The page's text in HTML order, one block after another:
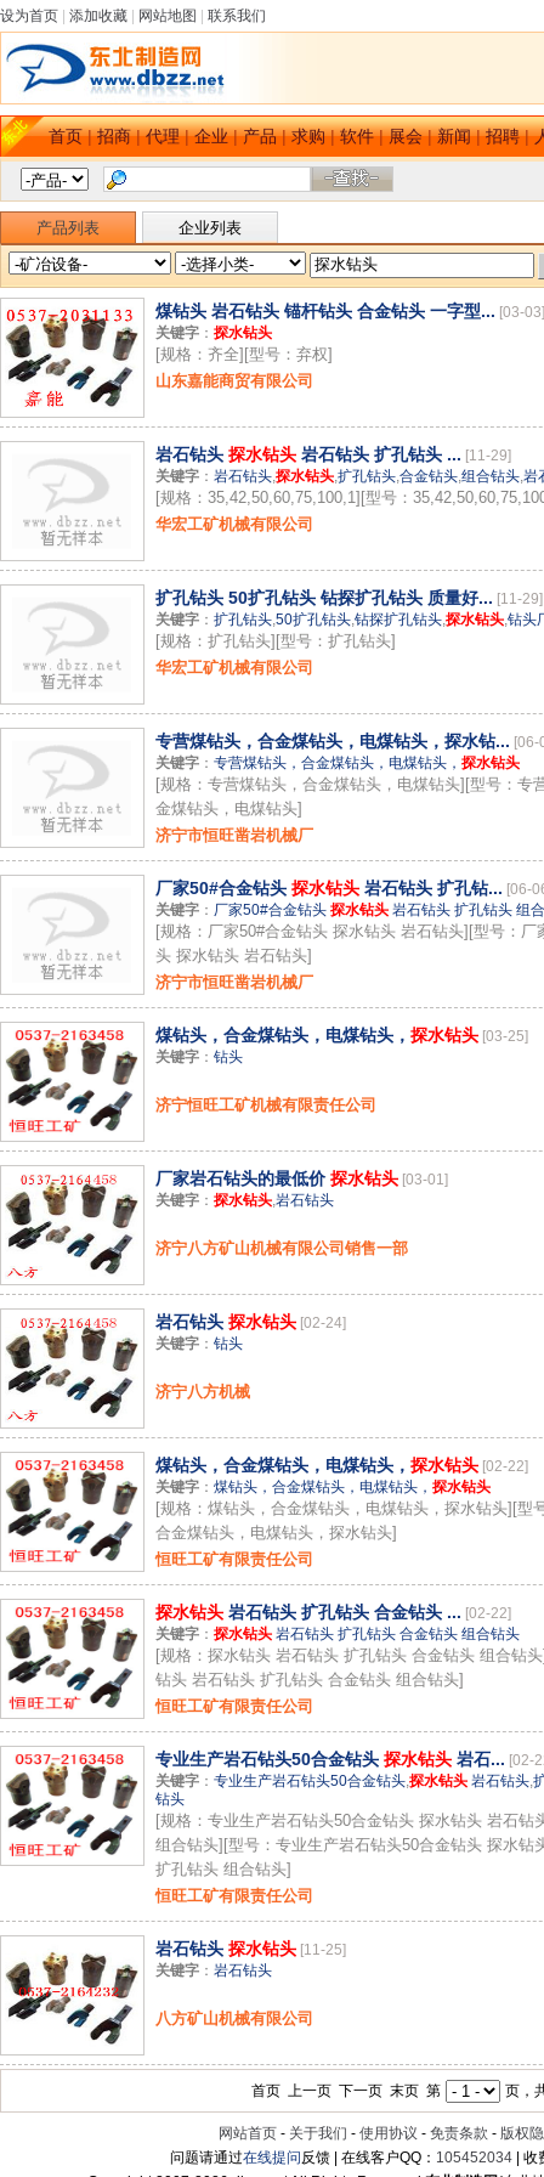
设为首页 添加收藏 网站地图 联系我们
首页|招商|代理|企业|产品|求购|软件|展会|新闻|招聘|
产品列表 企业列表
煤钻头 岩石钻头 锚杆钻头 合金钻头 一字型... [03-03]
关键字 ： 探水钻头
[规格：齐全][型号：弃权]
山东嘉能商贸有限公司
岩石钻头 探水钻头 岩石钻头 扩孔钻头 ... [11-29]
关键字 ： 岩石钻头,探水钻头,扩孔钻头,合金钻头,组合钻头,岩
[规格：35,42,50,60,75,100,1][型号：
华宏工矿机械有限公司
扩孔钻头 50扩孔钻头 钻探扩孔钻头 质量好... [11-29]
关键字 ： 扩孔钻头,50扩孔钻头,钻探扩孔钻头,探水钻头,钻头
[规格：扩孔钻头][型号：扩孔钻头]
华宏工矿机械有限公司
专营煤钻头，合金煤钻头，电煤钻头，探水钻... [06-
关键字 ： 专营煤钻头，合金煤钻头，电煤钻头， 探水钻头
[规格：专营煤钻头，合金煤钻头，电煤钻头][型号：专
金煤钻头，电煤钻头]
济宁市恒旺凿岩机械厂
厂家50#合金钻头 探水钻头 岩石钻头 扩孔钻... [06-
关键字 ： 厂家50#合金钻头 探水钻头 岩石钻头 扩孔钻头 组
[规格：厂家50#合金钻头 探水钻头 岩石钻头][型号：厂
头 探水钻头 岩石钻头]
济宁市恒旺凿岩机械厂
煤钻头，合金煤钻头，电煤钻头， 探水钻头 [03-25]
关键字 ： 钻头
济宁恒旺工矿机械有限责任公司
厂家岩石钻头的最低价 探水钻头 [03-01]
关键字 ： 探水钻头,岩石钻头
济宁八方矿山机械有限公司销售一部
岩石钻头 探水钻头 [02-24]
关键字 ： 钻头
济宁八方机械
煤钻头，合金煤钻头，电煤钻头， 探水钻头 [02-22]
关键字 ： 煤钻头，合金煤钻头，电煤钻头， 探水钻头
[规格：煤钻头，合金煤钻头，电煤钻头，探水钻头][型
合金煤钻头，电煤钻头，探水钻头]
恒旺工矿有限责任公司
探水钻头 岩石钻头 扩孔钻头 合金钻头 ... [02-22]
关键字 ： 探水钻头 岩石钻头 扩孔钻头 合金钻头 组合钻头
[规格：探水钻头 岩石钻头 扩孔钻头 合金钻头 组合钻
钻头 岩石钻头 扩孔钻头 合金钻头 组合钻头]
恒旺工矿有限责任公司
专业生产岩石钻头50合金钻头 探水钻头 岩石... [02-
关键字 ： 专业生产岩石钻头50合金钻头,探水钻头 岩石钻头,
钻头
[规格：专业生产岩石钻头50合金钻头 探水钻头 岩石钻
组合钻头][型号：专业生产岩石钻头50合金钻头 探水钻
扩孔钻头 组合钻头]
恒旺工矿有限责任公司
岩石钻头 探水钻头 [11-25]
关键字 ： 岩石钻头
八方矿山机械有限公司
首页 上一页 下一页 末页 第 页，
网站首页 - 关于我们 - 使用协议 - 免责条款 - 版权
问题请通过在线提问反馈 | 在线客户QQ： 105452034 |